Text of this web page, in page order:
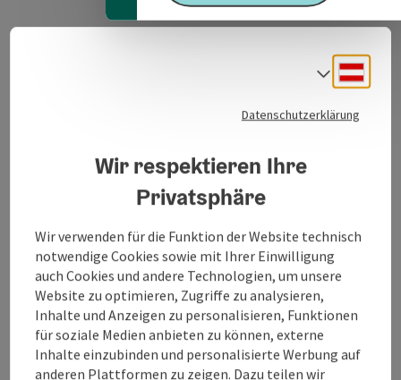
Öffnungszeiten
Ausstattung
Preise
Datenschutzerklärung
Wir respektieren Ihre
Privatsphäre
Wir verwenden für die Funktion der Website technisch
notwendige Cookies sowie mit Ihrer Einwilligung
auch Cookies und andere Technologien, um unsere
Website zu optimieren, Zugriffe zu analysieren,
Inhalte und Anzeigen zu personalisieren, Funktionen
für soziale Medien anbieten zu können, externe
Inhalte einzubinden und personalisierte Werbung auf
anderen Plattformen zu zeigen. Dazu teilen wir